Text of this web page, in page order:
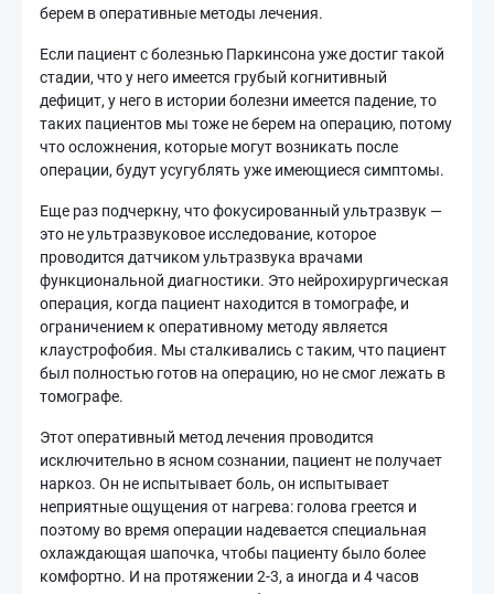
берем в оперативные методы лечения.
Если пациент с болезнью Паркинсона уже достиг такой
стадии, что у него имеется грубый когнитивный
дефицит, у него в истории болезни имеется падение, то
таких пациентов мы тоже не берем на операцию, потому
что осложнения, которые могут возникать после
операции, будут усугублять уже имеющиеся симптомы.
Еще раз подчеркну, что фокусированный ультразвук —
это не ультразвуковое исследование, которое
проводится датчиком ультразвука врачами
функциональной диагностики. Это нейрохирургическая
операция, когда пациент находится в томографе, и
ограничением к оперативному методу является
клаустрофобия. Мы сталкивались с таким, что пациент
был полностью готов на операцию, но не смог лежать в
томографе.
Этот оперативный метод лечения проводится
исключительно в ясном сознании, пациент не получает
наркоз. Он не испытывает боль, он испытывает
неприятные ощущения от нагрева: голова греется и
поэтому во время операции надевается специальная
охлаждающая шапочка, чтобы пациенту было более
комфортно. И на протяжении 2-3, а иногда и 4 часов